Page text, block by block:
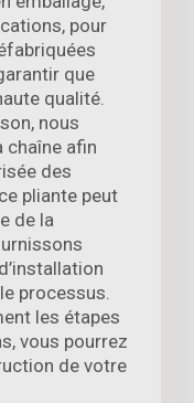
pour
que
qualité.
nous
chaîne afin
des
pliante peut
de la
processus.
les étapes
vous pourrez
de votre